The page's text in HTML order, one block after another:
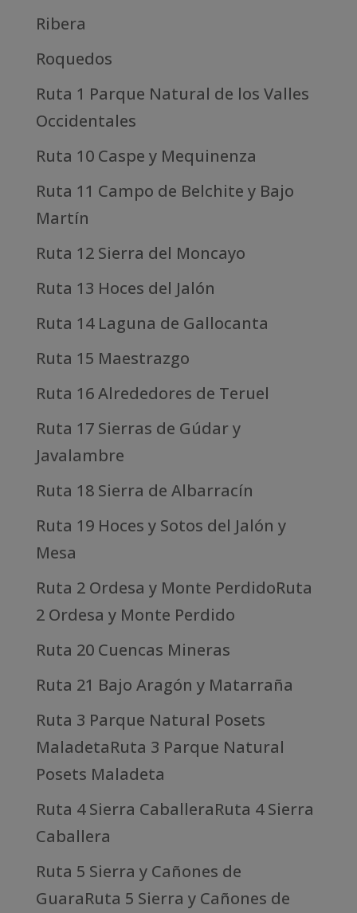
Ribera
Roquedos
Ruta 1 Parque Natural de los Valles
Occidentales
Ruta 10 Caspe y Mequinenza
Ruta 11 Campo de Belchite y Bajo
Martín
Ruta 12 Sierra del Moncayo
Ruta 13 Hoces del Jalón
Ruta 14 Laguna de Gallocanta
Ruta 15 Maestrazgo
Ruta 16 Alrededores de Teruel
Ruta 17 Sierras de Gúdar y
Javalambre
Ruta 18 Sierra de Albarracín
Ruta 19 Hoces y Sotos del Jalón y
Mesa
Ruta 2 Ordesa y Monte PerdidoRuta
2 Ordesa y Monte Perdido
Ruta 20 Cuencas Mineras
Ruta 21 Bajo Aragón y Matarraña
Ruta 3 Parque Natural Posets
MaladetaRuta 3 Parque Natural
Posets Maladeta
Ruta 4 Sierra CaballeraRuta 4 Sierra
Caballera
Ruta 5 Sierra y Cañones de
GuaraRuta 5 Sierra y Cañones de